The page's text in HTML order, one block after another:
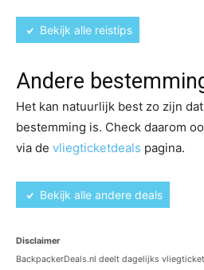
Bekijk alle reistips
Andere
Het kan natuurlijk best zo zijn
bestemming is. Check daarom
via de vliegticketdeals pagina.
Bekijk alle andere deals
Disclaimer
BackpackerDeals.nl deelt dagelijks